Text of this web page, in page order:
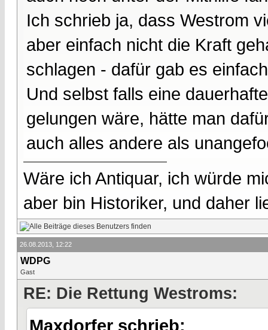
Ich schrieb ja, dass Westrom
aber einfach nicht die Kraft
schlagen - dafür gab es
Und selbst falls eine
gelungen wäre, hätte man
auch alles andere als
Wäre ich Antiquar, ich würde
aber bin Historiker, und daher
26.08.2013, 12:22
WDPG
Gast
RE: Die Rettung Westroms:
Maxdorfer schrieb: